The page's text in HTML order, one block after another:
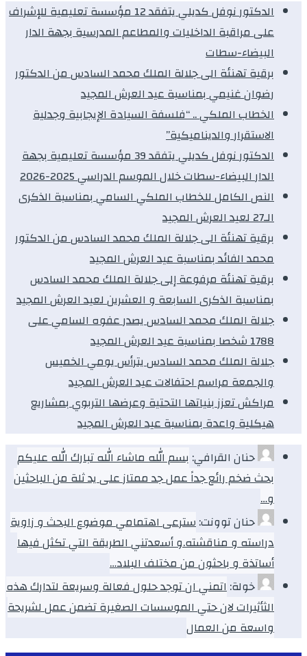
الدكتور نوفل كديلي يتفقد 12 مؤسسة تعليمية للإشراف
على مراقبة الداخليات والمطاعم المدرسية بجهة الدار
البيضاء-سطات
برقية تهنئة الى جلالة الملك محمد السادس من الدكتور
رضوان غنيمي بمناسبة عيد العرش المجيد
الخطاب الملكي .. “فلسفة السيادة الإيجابية وجدلية
الاستقرار والديناميكية”
الدكتور نوفل كديلي يتفقد 39 مؤسسة تعليمية بجهة
الدار البيضاء-سطات خلال الموسم الدراسي 2025-2026
النص الكامل للخطاب الملكي السامي بمناسبة الذكرى
الـ27 لعيد العرش المجيد
برقية تهنئة الى جلالة الملك محمد السادس من الدكتور
محمد الفائد بمناسبة عيد العرش المجيد
برقية تهنئة مرفوعة إلى جلالة الملك محمد السادس
بمناسبة الذكرى السابعة و العشرين لعيد العرش المجيد
جلالة الملك محمد السادس يصدر عفوه السامي على
1788 شخصا بمناسبة عيد العرش المجيد
جلالة الملك محمد السادس يترأس يومي الخميس
والجمعة مراسم احتفالات عيد العرش المجيد
مراكش تعزز بنياتها التحتية وعرضها التربوي بمشاريع
هيكلية واعدة بمناسبة عيد العرش المجيد
حنان القرافي: بسم الله ماشاء الله تبارك الله عليكم
بحث ضخم رائع جداً عمل جد ممتاز على يد ثلة من الباحثين
و…
حنان توونت:سترعى اهتمامي موضوع البحث و زاوية
دراسته و مناقشته.و أسعدتني الطريقة التي تكثل فيها
أساتذة و باحثون من مختلف البلاد…
خولة:اتمني ان توجد حلول فعالة وسريعة لتدارك هذه
الثأثيرات لان حتي الموسسات الصغيرة تضمن عمل لشريحة
واسعة من العمال